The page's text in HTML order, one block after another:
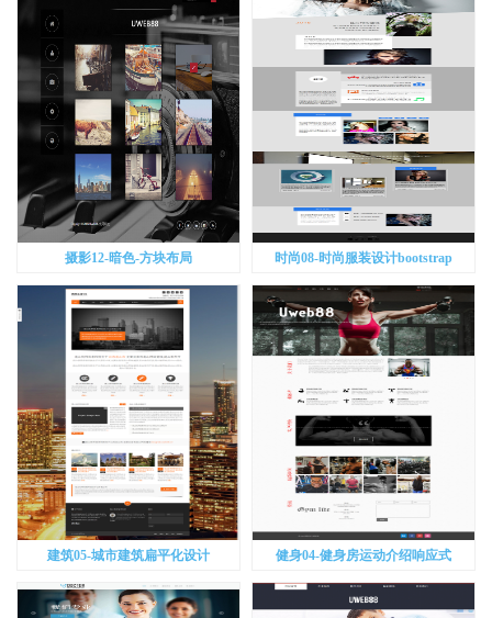
摄影12-暗色-方块布局 时尚08-时尚服装设计bootstrap
建筑05-城市建筑扁平化设计 健身04-健身房运动介绍响应式